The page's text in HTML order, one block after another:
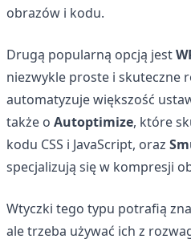
obrazów i kodu.
Drugą popularną opcją jest
niezwykle proste i skuteczne
automatyzuje większość
także o Autoptimize, które
kodu CSS i JavaScript, oraz
specjalizują się w kompresji
Wtyczki tego typu potrafią
ale trzeba używać ich z